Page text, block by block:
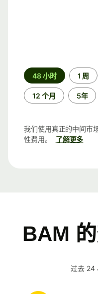
时
间
段
48 小时 1 周
12 个月 5年
我们使用真正的中间市
性费用。
了解更多
BAM
过去 24